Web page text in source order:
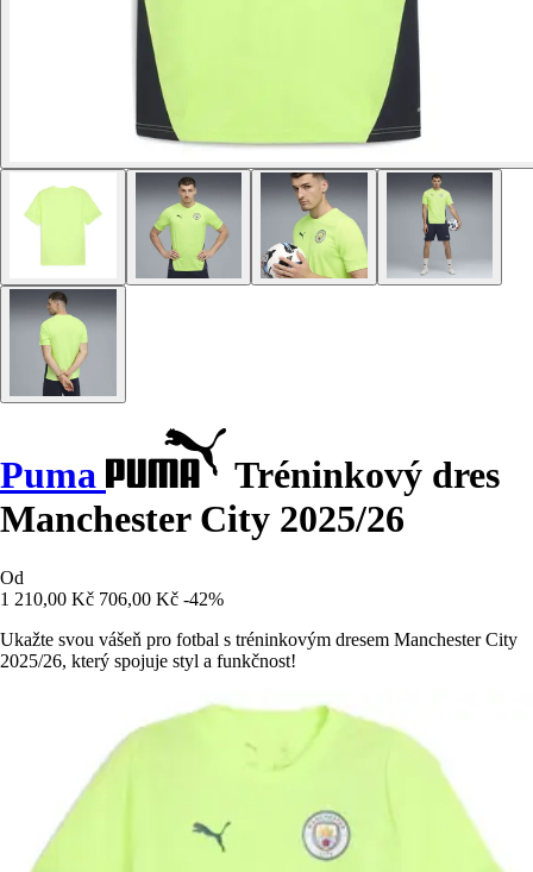
Puma
Tréninkový dres
Manchester City 2025/26
Od
1 210,00 Kč 706,00 Kč -42%
Ukažte svou vášeň pro fotbal s tréninkovým dresem Manchester City
2025/26, který spojuje styl a funkčnost!